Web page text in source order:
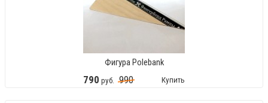
Фигура Polebank
790 руб. 990 Купить